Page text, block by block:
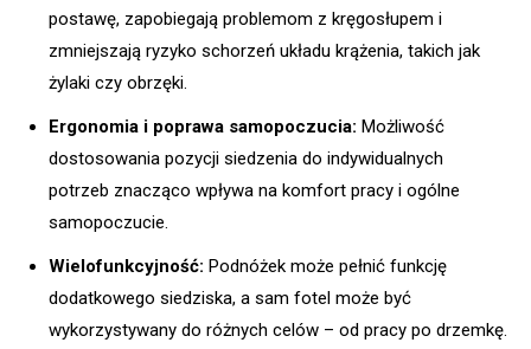
postawę, zapobiegają problemom z kręgosłupem i
zmniejszają ryzyko schorzeń układu krążenia, takich jak
żylaki czy obrzęki.
Ergonomia i poprawa samopoczucia: Możliwość
dostosowania pozycji siedzenia do indywidualnych
potrzeb znacząco wpływa na komfort pracy i ogólne
samopoczucie.
Wielofunkcyjność: Podnóżek może pełnić funkcję
dodatkowego siedziska, a sam fotel może być
wykorzystywany do różnych celów – od pracy po drzemkę.